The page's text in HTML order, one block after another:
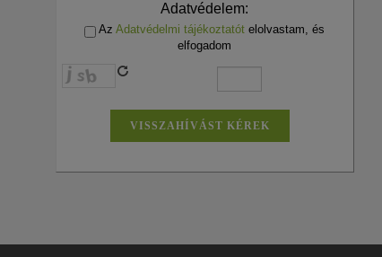
Adatvédelem:
AzAdatvédelmi tájékoztatót elolvastam, és
elfogadom